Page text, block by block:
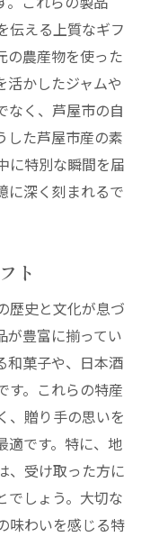
伝える上質なギフ
の農産物を使った
活かしたジャムや
なく、芦屋市の自
した芦屋市産の素
に特別な瞬間を届
に深く刻まれるで
ト
歴史と文化が息づ
が豊富に揃ってい
和菓子や、日本酒
す。これらの特産
、贈り手の思いを
適です。特に、地
、受け取った方に
でしょう。大切な
味わいを感じる特